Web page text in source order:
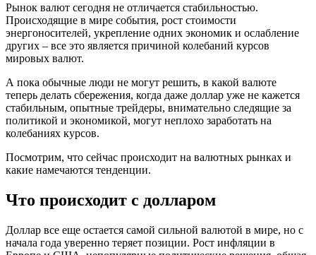
Рынок валют сегодня не отличается стабильностью.
Происходящие в мире события, рост стоимости
энергоносителей, укрепление одних экономик и ослабление
других – все это является причиной колебаний курсов
мировых валют.
А пока обычные люди не могут решить, в какой валюте
теперь делать сбережения, когда даже доллар уже не кажется
стабильным, опытные трейдеры, внимательно следящие за
политикой и экономикой, могут неплохо заработать на
колебаниях курсов.
Посмотрим, что сейчас происходит на валютных рынках и
какие намечаются тенденции.
Что происходит с долларом
Доллар все еще остается самой сильной валютой в мире, но с
начала года уверенно теряет позиции. Рост инфляции в